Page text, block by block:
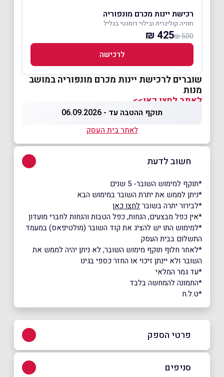
רכישת יינות מכרם מונפוריה
חוויה קולינרית ובילוי רומנטי בגליל
500 ₪
425 ₪
לרכישה
שוברים לרכישת יינות מכרם מונפוריה במושב
מנות
לאתר לחצו כאן>>
תוקף ההטבה עד - 06.09.2026
לאתר בית העסק
חשוב לדעת
*תוקף למימוש השובר- 5 שנים
*ניתן לממש את יתרת השובר במימוש הבא
*לבירור יתרה בשוברלחצו כאן
*אין כפל מבצעים, הנחות, כפל הטבות והנחות לחברי מועדון
*למימוש התו יש להציג את קוד השובר (מולטיפאס) במעמד
התשלום בבית העסק
*לאחר חלוף תוקף מימוש השובר, לא ניתן יהיה לממש את
השובר ולא יינתן זיכוי או החזר כספי בגינו
*עד גמר המלאי
*התמונה להמחשה בלבד
*ט.ל.ח
פרטי הספק
סניפים